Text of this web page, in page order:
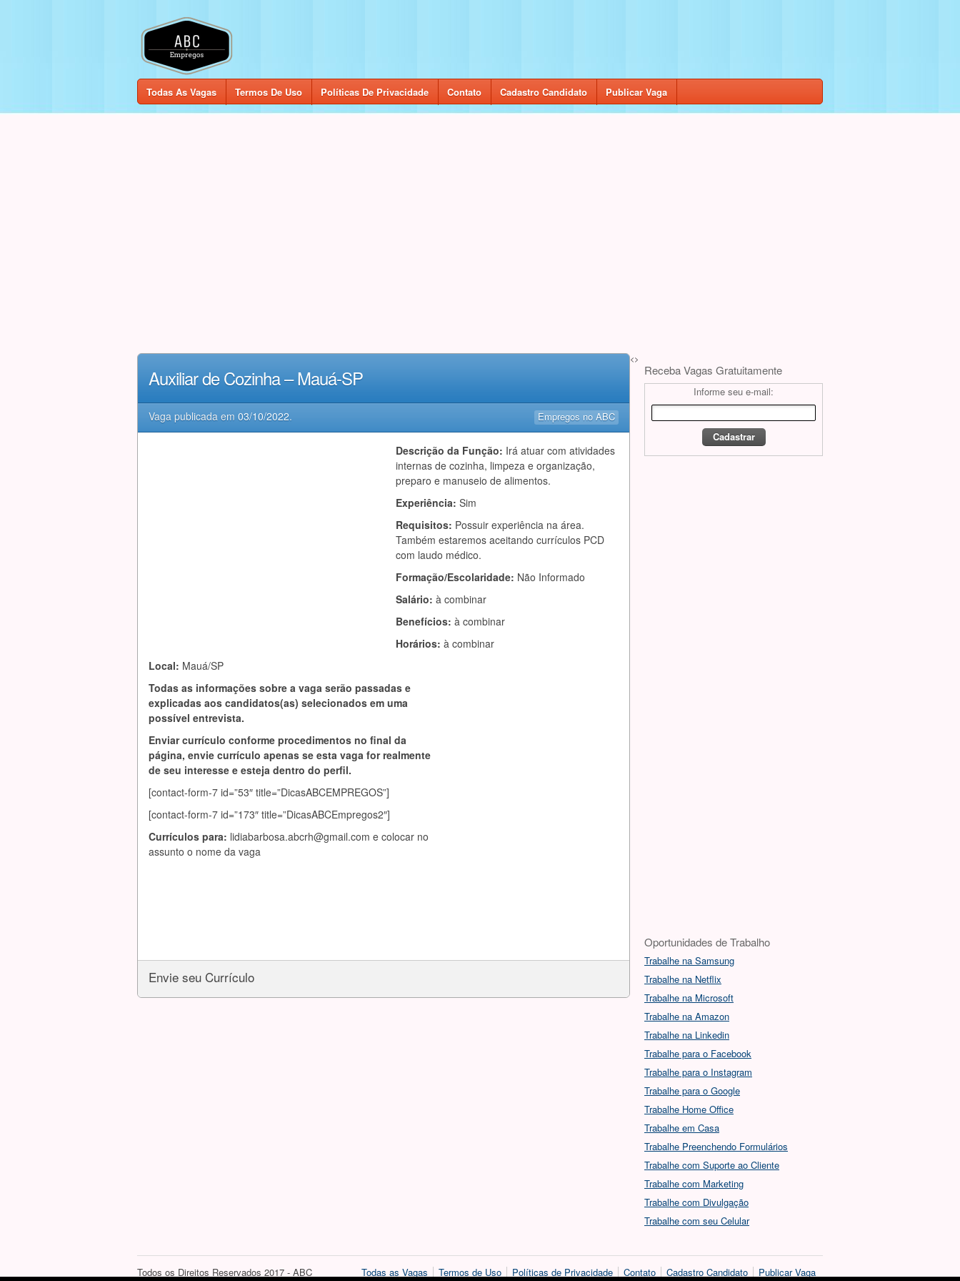
Todas As Vagas Termos De Uso Políticas De Privacidade Contato Cadastro Candidato Publicar Vaga
<>
Auxiliar de Cozinha – Mauá-SP
Empregos no ABC
Vaga publicada em 03/10/2022.
Descrição da Função: Irá atuar com atividades
internas de cozinha, limpeza e organização,
preparo e manuseio de alimentos.
Experiência: Sim
Requisitos: Possuir experiência na área.
Também estaremos aceitando currículos PCD
com laudo médico.
Formação/Escolaridade: Não Informado
Salário: à combinar
Benefícios: à combinar
Horários: à combinar
Local: Mauá/SP
Todas as informações sobre a vaga serão passadas e
explicadas aos candidatos(as) selecionados em uma
possível entrevista.
Enviar currículo conforme procedimentos no final da
página, envie currículo apenas se esta vaga for realmente
de seu interesse e esteja dentro do perfil.
[contact-form-7 id=”53″ title=”DicasABCEMPREGOS”]
[contact-form-7 id=”173″ title=”DicasABCEmpregos2″]
Currículos para: lidiabarbosa.abcrh@gmail.com e colocar no
assunto o nome da vaga
Envie seu Currículo
Receba Vagas Gratuitamente
Informe seu e-mail:
Oportunidades de Trabalho
Trabalhe na Samsung
Trabalhe na Netflix
Trabalhe na Microsoft
Trabalhe na Amazon
Trabalhe na Linkedin
Trabalhe para o Facebook
Trabalhe para o Instagram
Trabalhe para o Google
Trabalhe Home Office
Trabalhe em Casa
Trabalhe Preenchendo Formulários
Trabalhe com Suporte ao Cliente
Trabalhe com Marketing
Trabalhe com Divulgação
Trabalhe com seu Celular
Todas as Vagas Termos de Uso Políticas de Privacidade Contato Cadastro Candidato Publicar Vaga
Todos os Direitos Reservados 2017 - ABC